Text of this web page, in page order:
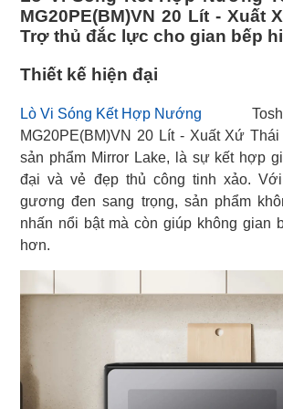
MG20PE(BM)VN 20 Lít - Xuất
Trợ thủ đắc lực cho gian bếp
Thiết kế hiện đại
Lò Vi Sóng Kết Hợp Nướng
MG20PE(BM)VN 20 Lít - Xuất Xứ
sản phẩm Mirror Lake, là sự kết hợp
đại và vẻ đẹp thủ công tinh xảo.
gương đen sang trọng, sản phẩm
nhấn nổi bật mà còn giúp không gian
hơn.